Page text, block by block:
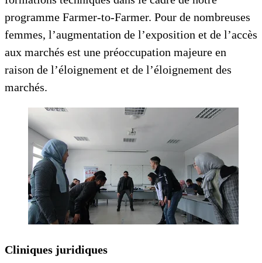
programme Farmer-to-Farmer. Pour de nombreuses
femmes, l’augmentation de l’exposition et de l’accès
aux marchés est une préoccupation majeure en
raison de l’éloignement et de l’éloignement des
marchés.
Cliniques juridiques